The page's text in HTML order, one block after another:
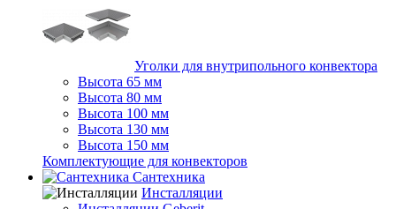
Уголки для внутрипольного конвектора
Высота 65 мм
Высота 80 мм
Высота 100 мм
Высота 130 мм
Высота 150 мм
Комплектующие для конвекторов
Сантехника
Инсталляции